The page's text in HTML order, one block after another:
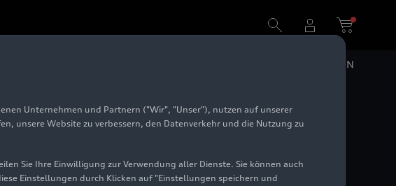
EN
Unternehmen und Partnern ("Wir", "Unser"), nutzen auf unserer
unsere Website zu verbessern, den Datenverkehr und die Nutzung zu
Sie Ihre Einwilligung zur Verwendung aller Dienste. Sie können auch
Einstellungen durch Klicken auf "Einstellungen speichern und